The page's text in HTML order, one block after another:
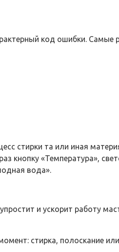
код ошибки. Самые
стирки та или иная
кнопку «Температура»,
вода».
и ускорит работу
стирка, полоскание